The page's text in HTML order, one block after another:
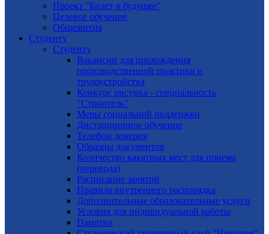
Проект "Билет в будущее"
Целевое обучение
Общежития
Студенту
Студенту
Вакансии для прохождения
производственной практики и
трудоустройства
Конкурс рисунка - специальность
"Строитель"
Меры социальной поддержки
Дистанционное обучение
Телефон доверия
Образцы документов
Количество вакатных мест для приема
(перевода)
Расписание занятий
Правила внутреннего распорядка
Дополнительные образовательные услуги
Условия для индивидуальной работы
Памятки